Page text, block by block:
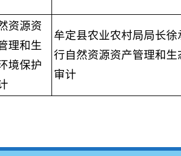
资源资
理和生
境保护
牟定县农业农村局局长
行自然资源资产管理和
审计